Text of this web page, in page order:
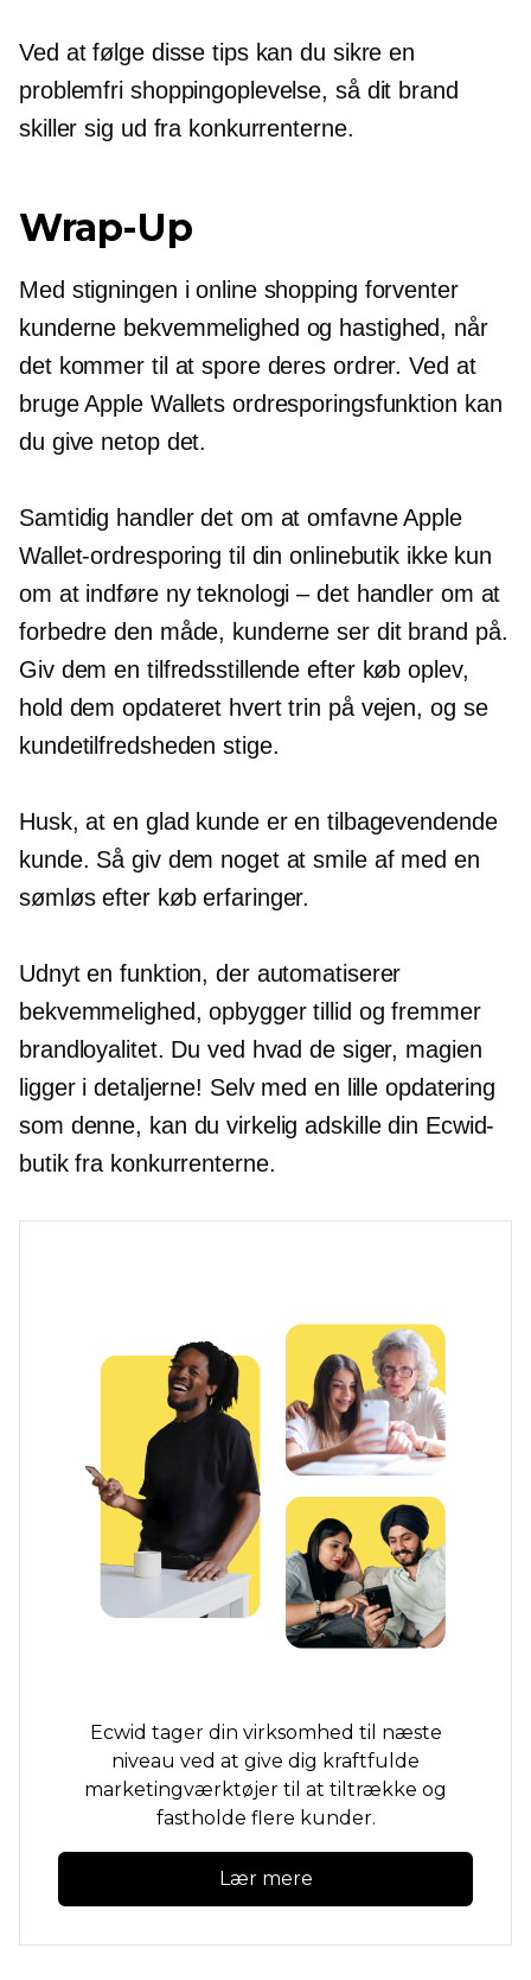
Ved at følge disse tips kan du sikre en
problemfri shoppingoplevelse, så dit brand
skiller sig ud fra konkurrenterne.
Wrap-Up
Med stigningen i online shopping forventer
kunderne bekvemmelighed og hastighed, når
det kommer til at spore deres ordrer. Ved at
bruge Apple Wallets ordresporingsfunktion kan
du give netop det.
Samtidig handler det om at omfavne Apple
Wallet-ordresporing til din onlinebutik ikke kun
om at indføre ny teknologi – det handler om at
forbedre den måde, kunderne ser dit brand på.
Giv dem en tilfredsstillendeefter køb oplev,
hold dem opdateret hvert trin på vejen, og se
kundetilfredsheden stige.
Husk, at en glad kunde er en tilbagevendende
kunde. Så giv dem noget at smile af med en
sømløsefter køberfaringer.
Udnyt en funktion, der automatiserer
bekvemmelighed, opbygger tillid og fremmer
brandloyalitet. Du ved hvad de siger, magien
ligger i detaljerne! Selv med en lille opdatering
som denne, kan du virkelig adskille din Ecwid-
butik fra konkurrenterne.
Ecwid tager din virksomhed til næste
niveau ved at give dig kraftfulde
marketingværktøjer til at tiltrække og
fastholde flere kunder.
Lær mere